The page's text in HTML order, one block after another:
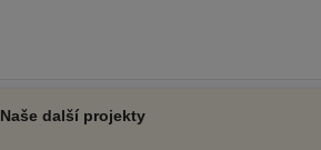
Naše další projekty